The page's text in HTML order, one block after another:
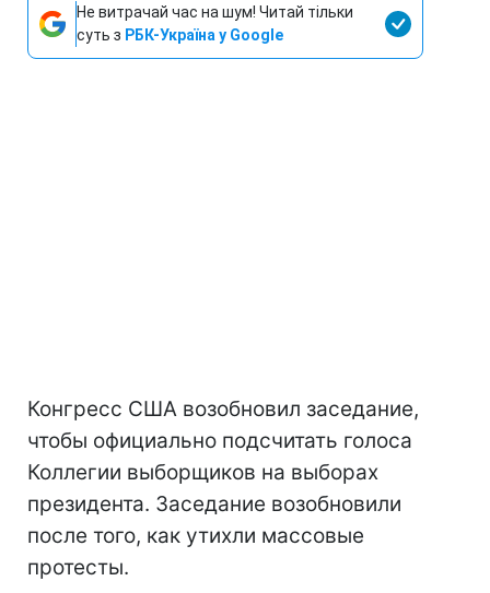
Не витрачай час на шум! Читай тільки
суть з РБК-Україна у Google
Конгресс США возобновил заседание,
чтобы официально подсчитать голоса
Коллегии выборщиков на выборах
президента. Заседание возобновили
после того, как утихли массовые
протесты.